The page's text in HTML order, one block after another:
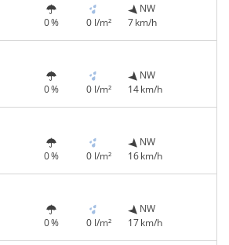
0 % 0 l/m²
NW
7 km/h
0 % 0 l/m²
NW
14 km/h
0 % 0 l/m²
NW
16 km/h
0 % 0 l/m²
NW
17 km/h